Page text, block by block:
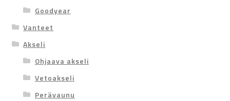
Goodyear
Vanteet
Akseli
Ohjaava akseli
Vetoakseli
Perävaunu